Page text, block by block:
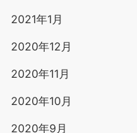
2021年1月
2020年12月
2020年11月
2020年10月
2020年9月